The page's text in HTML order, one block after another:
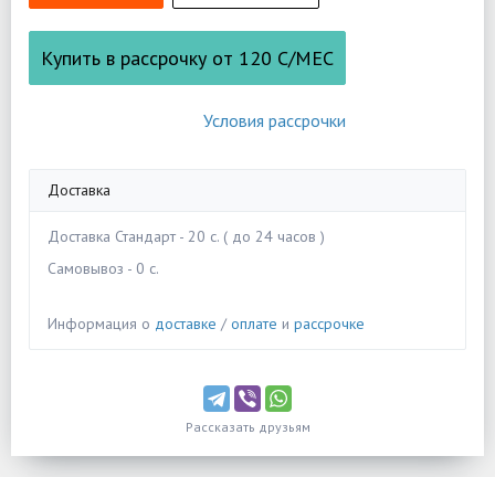
Купить в рассрочку от 120 С/МЕС
Условия рассрочки
Доставка
Доставка Стандарт - 20 c. ( до 24 часов )
Самовывоз - 0 c.
Информация о доставке /оплате и рассрочке
Рассказать друзьям